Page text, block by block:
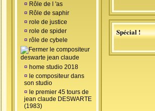
¤ Rôle de l 'as
¤ Rôle de saphir
¤ role de justice
¤ role de spider
¤ rôle de cybele
le compositeur
deswarte jean claude
¤ home studio 2018
¤ le compositeur dans
son studio
¤ le premier 45 tours de
jean claude DESWARTE
(1983)
Spécial !